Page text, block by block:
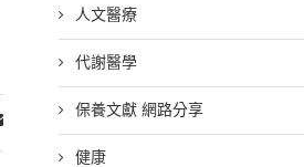
人文醫療
代謝醫學
保養文獻 網路分享
健康